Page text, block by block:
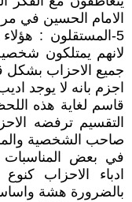
الامام الحسين في
5-المستقلون :
لانهم يمتلكون
جميع الاحزاب بشكل
اجزم بانه لا يوجد
قاسم لغاية هذه
التقسيم ترفضه
صاحب الشخصية
في بعض
ادباء الاحزاب
بالضرورة هشة